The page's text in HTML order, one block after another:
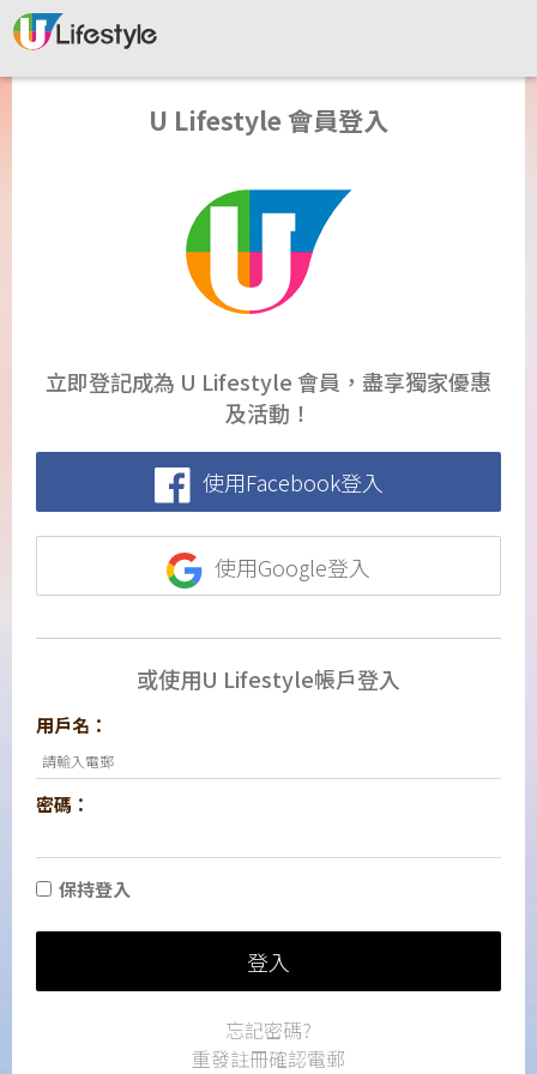
U Lifestyle 會員登入
立即登記成為 U Lifestyle 會員，盡享獨家優惠
及活動！
使用Facebook登入
使用Google登入
或使用U Lifestyle帳戶登入
用戶名：
密碼：
保持登入
登入
忘記密碼?
重發註冊確認電郵